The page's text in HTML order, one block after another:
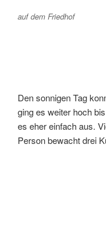
auf dem Friedhof
Den sonnigen Tag
ging es weiter hoch
es eher einfach aus.
Person bewacht drei